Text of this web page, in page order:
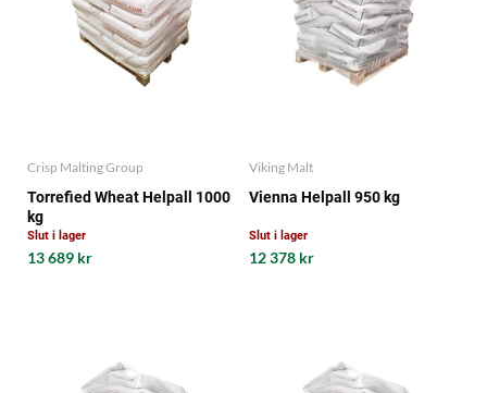
Crisp Malting Group
Torrefied Wheat Helpall 1000
kg
Slut i lager
13 689 kr
Viking Malt
Vienna Helpall 950 kg
Slut i lager
12 378 kr